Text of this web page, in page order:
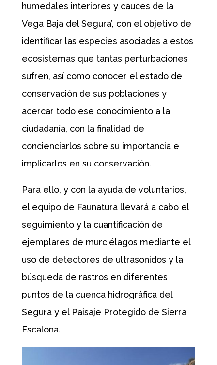
humedales interiores y cauces de la
Vega Baja del Segura’, con el objetivo de
identificar las especies asociadas a estos
ecosistemas que tantas perturbaciones
sufren, así como conocer el estado de
conservación de sus poblaciones y
acercar todo ese conocimiento a la
ciudadanía, con la finalidad de
concienciarlos sobre su importancia e
implicarlos en su conservación.
Para ello, y con la ayuda de voluntarios,
el equipo de Faunatura llevará a cabo el
seguimiento y la cuantificación de
ejemplares de murciélagos mediante el
uso de detectores de ultrasonidos y la
búsqueda de rastros en diferentes
puntos de la cuenca hidrográfica del
Segura y el Paisaje Protegido de Sierra
Escalona.